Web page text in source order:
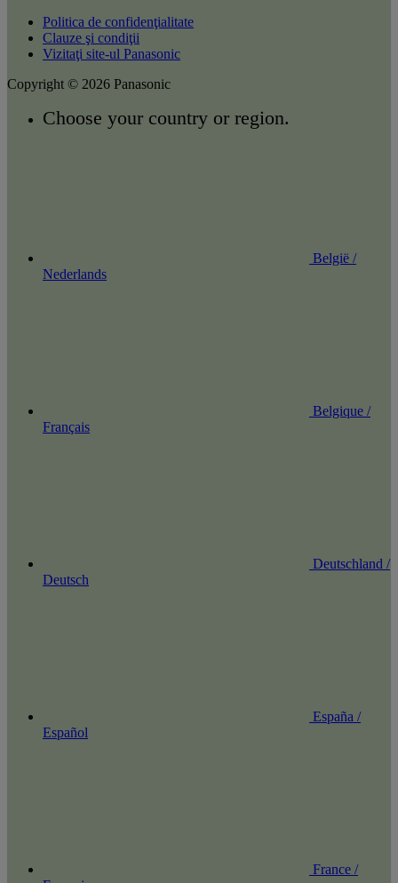
Politica de confidenţialitate
Clauze şi condiţii
Vizitaţi site-ul Panasonic
Copyright © 2026 Panasonic
Choose your country or region.
België /
Nederlands
Belgique /
Français
Deutschland /
Deutsch
España /
Español
France /